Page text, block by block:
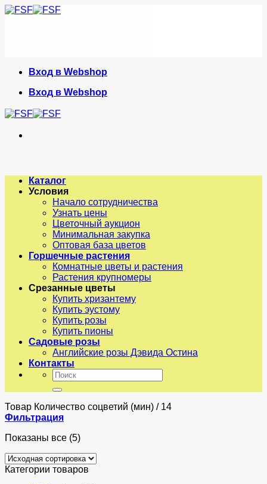
Skip
Вход в Webshop
Вход в Webshop
Каталог
Условия
Начало сотрудничества
Узнать цены
Цветочный аукцион
Минимальная закупка
Оптовая база цветов
Горшечные растения
Комнатные цветы и растения
Растения крупномеры
Срезанные цветы
Купить хризантему
Купить эустому
Купить розы
Купить пионы
Садовые розы
Английские розы Дэвида Остина
Контакты
Искать:
Товар Количество соцветий (мин) /14
Фильтрация
Показаны все (5)
Категории товаров